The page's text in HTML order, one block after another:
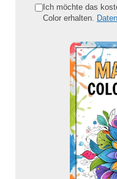
e Ich möchte das
Color erhalten.